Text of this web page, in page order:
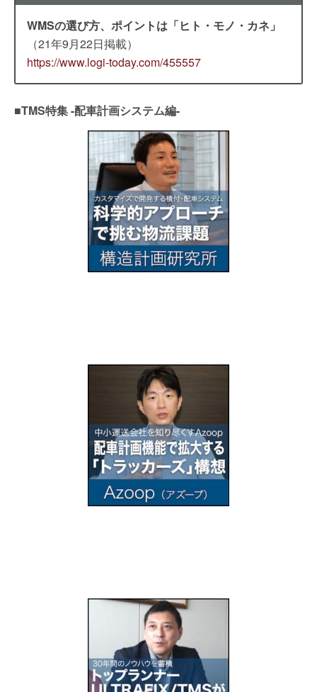
WMSの選び方、ポイントは「ヒト・モノ・カネ」
（21年9月22日掲載）
https://www.logi-today.com/455557
■TMS特集 -配車計画システム編-